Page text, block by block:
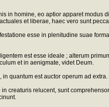
in homine, eo aptior apparet modus
et liberae, haec vero sunt
esse in plenitudine suae
est esse ideale ; alterum
et in aenigmate, videt Deum.
quantum est auctor operum ad extra.
creaturis relucent, sunt